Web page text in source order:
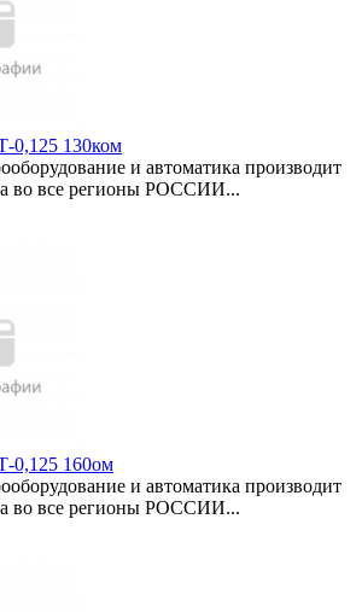
0,125 130ком
и автоматика производит
во все регионы РОССИИ...
0,125 160ом
и автоматика производит
во все регионы РОССИИ...